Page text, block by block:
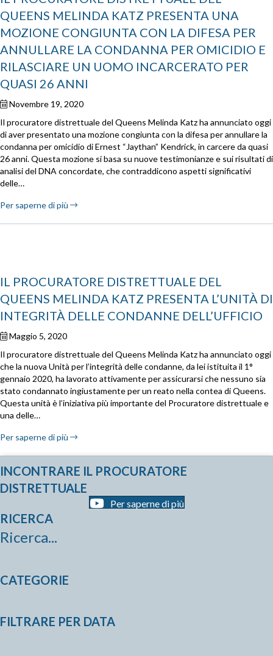
QUEENS MELINDA KATZ PRESENTA UNA
MOZIONE CONGIUNTA CON LA DIFESA PER
ANNULLARE LA CONDANNA PER OMICIDIO E
RILASCIARE UN UOMO INCARCERATO PER
QUASI 26 ANNI
Novembre 19, 2020
Il procuratore distrettuale del Queens Melinda Katz ha annunciato oggi
di aver presentato una mozione congiunta con la difesa per annullare la
condanna per omicidio di Ernest “Jaythan” Kendrick, in carcere da quasi
26 anni. Questa mozione si basa su nuove testimonianze e sui risultati di
analisi del DNA concordate, che contraddicono aspetti significativi
delle…
Per saperne di più
IL PROCURATORE DISTRETTUALE DEL
QUEENS MELINDA KATZ PRESENTA L’UNITÀ DI
INTEGRITÀ DELLE CONDANNE DELL’UFFICIO
Maggio 5, 2020
Il procuratore distrettuale del Queens Melinda Katz ha annunciato oggi
che la nuova Unità per l’integrità delle condanne, da lei istituita il 1°
gennaio 2020, ha lavorato attivamente per assicurarsi che nessuno sia
stato condannato ingiustamente per un reato nella contea di Queens.
Questa unità è l’iniziativa più importante del Procuratore distrettuale e
una delle…
Per saperne di più
INCONTRARE IL PROCURATORE
DISTRETTUALE
Per saperne di più
RICERCA
Ricerca...
CATEGORIE
FILTRARE PER DATA